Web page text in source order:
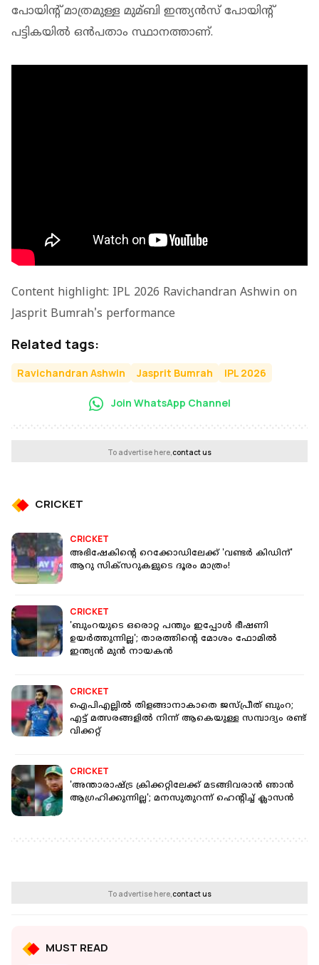
പോയിന്റ് മാത്രമുള്ള മുമ്ബി ഇന്ത്യൻസ് പോയിന്റ്
പട്ടികയിൽ ഒൻപതാം സ്ഥാനത്താണ്.
Content highlight: IPL 2026 Ravichandran Ashwin on
Jasprit Bumrah's performance
Related tags:
Ravichandran Ashwin Jasprit Bumrah IPL 2026
Join WhatsApp Channel
To advertise here,contact us
CRICKET
CRICKET
അഭിഷേകിന്റെ റെക്കോഡിലേക്ക് 'വണ്ടര്‍ കിഡിന്'
ആറു സിക്‌സറുകളുടെ ദൂരം മാത്രം!
CRICKET
'ബുംറയുടെ ഒരൊറ്റ പന്തും ഇപ്പോൾ ഭീഷണി
ഉയർത്തുന്നില്ല'; താരത്തിന്റെ മോശം ഫോമിൽ
ഇന്ത്യൻ മുൻ നായകൻ
CRICKET
ഐപിഎല്ലിൽ തിളങ്ങാനാകാതെ ജസ്പ്രീത് ബുംറ;
എട്ട് മത്സരങ്ങളിൽ നിന്ന് ആകെയുള്ള സമ്പാദ്യം രണ്ട്
വിക്കറ്റ്
CRICKET
'അന്താരാഷ്ട്ര ക്രിക്കറ്റിലേക്ക് മടങ്ങിവരാന്‍ ഞാന്‍
ആഗ്രഹിക്കുന്നില്ല'; മനസുതുറന്ന് ഹെന്റിച്ച് ക്ലാസൻ
To advertise here,contact us
MUST READ